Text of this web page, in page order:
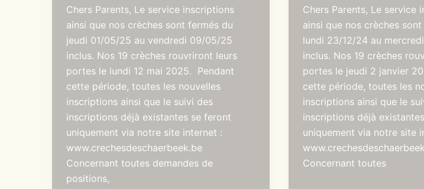
Chers Parents, Le service inscriptions
ainsi que nos crèches sont fermés du
jeudi 01/05/25 au vendredi 09/05/25
inclus. Nos 19 crèches rouvriront leurs
portes le lundi 12 mai 2025. Pendant
cette période, toutes les nouvelles
inscriptions ainsi que le suivi des
inscriptions déjà existantes se feront
uniquement via notre site internet :
www.crechesdeschaerbeek.be
Concernant toutes demandes de
positions,
Chers Parents, Le service
ainsi que nos crèches
lundi 23/12/24 au
inclus. Nos 19 crèches
portes le jeudi 2 janvier
cette période, toutes les
inscriptions ainsi que le
inscriptions déjà
uniquement via notre site
Concernant toutes